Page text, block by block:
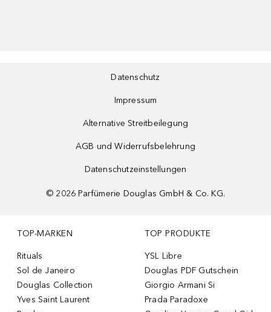
Datenschutz
Impressum
Alternative Streitbeilegung
AGB und Widerrufsbelehrung
Datenschutzeinstellungen
© 2026 Parfümerie Douglas GmbH & Co. KG.
TOP-MARKEN
Rituals
Sol de Janeiro
Douglas Collection
Yves Saint Laurent
TOP PRODUKTE
YSL Libre
Douglas PDF Gutschein
Giorgio Armani Si
Prada Paradoxe